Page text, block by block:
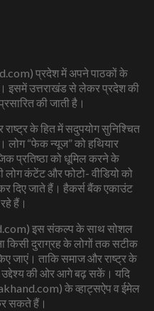
प्रदेश में अपने पाठकों के
इसमें उत्तराखंड से लेकर प्रदेश की
की जाती है।
के हित में सदुपयोग सुनिश्चित
लोग “फेक न्यूज” को हथियार
प्रतिष्ठा को धूमिल करने के
लोग कंटेंट और फोटो- वीडियो को
दिए जाते हैं। हैकर्स बैंक एकाउंट
हैं।
इस संकल्प के साथ सोशल
किसी दुराग्रह के लोगों तक सटीक
जाएं। ताकि समाज और राष्ट्र के
उद्देश्य की ओर आगे बढ़ सकें। यदि
के व्हाट्सऐप व ईमेल
सकते हैं।